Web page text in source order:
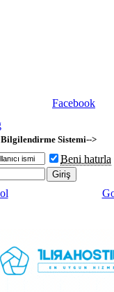
Facebook
Sistemi-->
Beni hatırla